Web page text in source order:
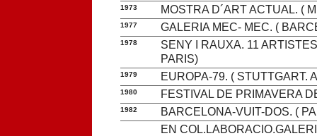
1973 MOSTRA D´ART ACTUAL. (
1977 GALERIA MEC- MEC. (
1978
SENY I RAUXA. 11
PARIS)
1979 EUROPA-79. ( STUTTGART.
1980 FESTIVAL DE PRIMAVERA
1982
BARCELONA-VUIT-DOS. (
EN